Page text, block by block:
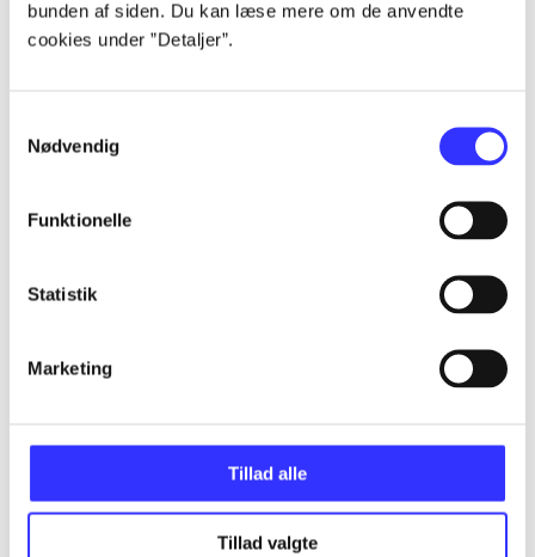
bunden af siden. Du kan læse mere om de anvendte
cookies under ”Detaljer”.
Nødvendig
Funktionelle
Statistik
Marketing
Tillad alle
Tillad valgte
Alle registrerede artikler fordelt på udgivelser